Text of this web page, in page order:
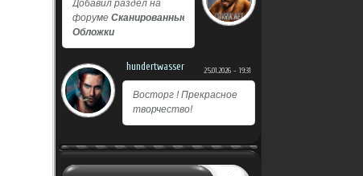
Добавил раздел на
форуме Сканированные
Обложки
hundertwasser 25.01.2026 - 19:31
Восторг ! Прекрасное
творчество!